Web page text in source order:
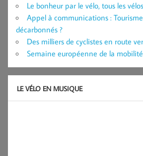
Le bonheur par le vélo, tous les
Appel à communications :
décarbonnés ?
Des milliers de cyclistes en route
Semaine européenne de la mobilité
LE VÉLO EN MUSIQUE